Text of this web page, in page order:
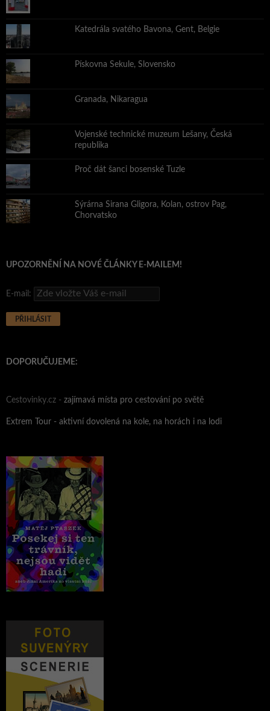
Katedrála svatého Bavona, Gent, Belgie
Pískovna Sekule, Slovensko
Granada, Nikaragua
Vojenské technické muzeum Lešany, Česká
republika
Proč dát šanci bosenské Tuzle
Sýrárna Sirana Gligora, Kolan, ostrov Pag,
Chorvatsko
UPOZORNĚNÍ NA NOVÉ ČLÁNKY E-MAILEM!
E-mail:
DOPORUČUJEME:
Cestovinky.cz - zajímavá místa pro cestování po světě
Extrem Tour - aktivní dovolená na kole, na horách i na lodi